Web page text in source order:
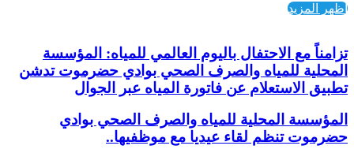
اظهر المزيد
تزامناً مع الاحتفال باليوم العالمي للمياه: المؤسسة
المحلية للمياه والصرف الصحي بوادي حضرموت تدشن
تطبيق الاستعلام عن فاتورة المياه عبر الجوال
المؤسسة المحلية للمياه والصرف الصحي بوادي
حضرموت تنظم لقاء عيديا مع موظفيها..